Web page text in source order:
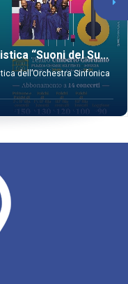
“Suoni del Su...
dell’Orchestra Sinfonica